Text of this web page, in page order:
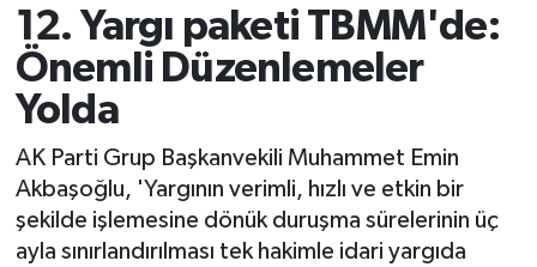
12. Yargı paketi TBMM'de:
Önemli Düzenlemeler
Yolda
AK Parti Grup Başkanvekili Muhammet Emin
Akbaşoğlu, 'Yargının verimli, hızlı ve etkin bir
şekilde işlemesine dönük duruşma sürelerinin üç
ayla sınırlandırılması tek hakimle idari yargıda
Yurttan Haberler
Ekonomi
Sağlık
Rize Trafik Yoğunluk Haritası
Süper Lig Puan Durumu ve Fikstür
Son Dakika Haberleri
Haber Arşivi